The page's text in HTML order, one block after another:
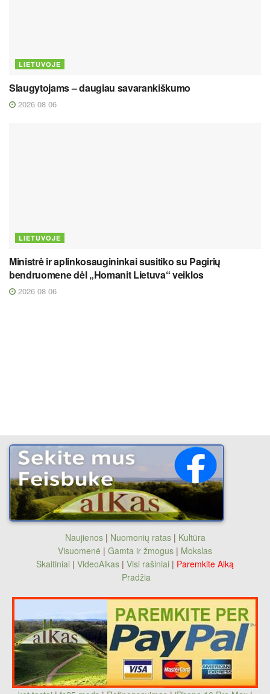
LIETUVOJE
Slaugytojams – daugiau savarankiškumo
2026 08 06
LIETUVOJE
Ministrė ir aplinkosaugininkai susitiko su Pagirių
bendruomene dėl „Homanit Lietuva“ veiklos
2026 08 06
Naujienos| Nuomonių ratas| Kultūra
Visuomenė | Gamta ir žmogus | Mokslas
Skaitiniai | VideoAlkas | Visi rašiniai | Paremkite Alką
Pradžia